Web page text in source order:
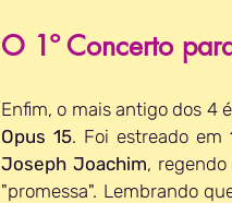
O 1º Concerto
Enfim, o mais antigo dos 4
Opus 15. Foi estreado em
Joseph Joachim,
"promessa". Lembrando